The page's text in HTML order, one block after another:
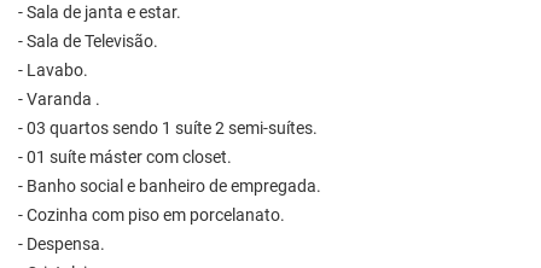
- Sala de janta e estar.
- Sala de Televisão.
- Lavabo.
- Varanda .
- 03 quartos sendo 1 suíte 2 semi-suítes.
- 01 suíte máster com closet.
- Banho social e banheiro de empregada.
- Cozinha com piso em porcelanato.
- Despensa.